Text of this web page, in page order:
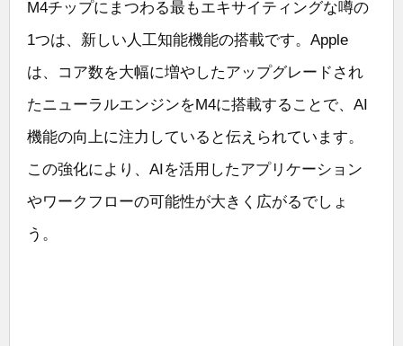
M4チップにまつわる最もエキサイティングな噂の
1つは、新しい人工知能機能の搭載です。Apple
は、コア数を大幅に増やしたアップグレードされ
たニューラルエンジンをM4に搭載することで、AI
機能の向上に注力していると伝えられています。
この強化により、AIを活用したアプリケーション
やワークフローの可能性が大きく広がるでしょ
う。